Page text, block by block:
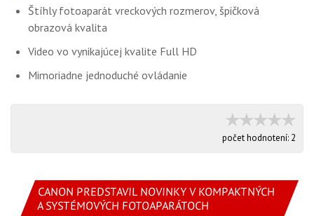
Štíhly fotoaparát vreckových rozmerov, špičková
obrazová kvalita
Video vo vynikajúcej kvalite Full HD
Mimoriadne jednoduché ovládanie
počet hodnotení: 2
CANON PREDSTAVIL NOVINKY V KOMPAKTNÝCH
A SYSTÉMOVÝCH FOTOAPARÁTOCH